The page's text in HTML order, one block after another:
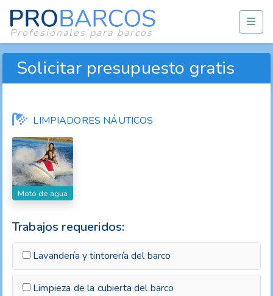
Profesionales para barcos
Solicitar presupuesto gratis
LIMPIADORES NÁUTICOS
Moto de agua
Trabajos requeridos:
Lavandería y tintorería del barco
Limpieza de la cubierta del barco